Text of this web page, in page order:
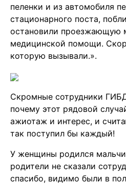
пеленки и из автомобиля
стационарного поста,
остановили проезжающую
медицинской помощи.
которую вызывали.».
Скромные сотрудники
почему этот рядовой
ажиотаж и интерес, и
так поступил бы каждый!
У женщины родился
родители не сказали
спасибо, видимо были в